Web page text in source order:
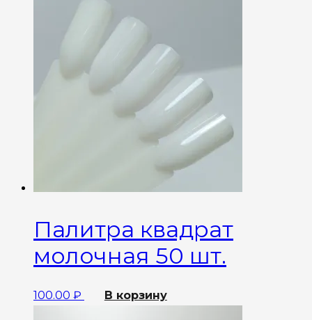
Палитра квадрат
молочная 50 шт.
100.00 ₽ В корзину